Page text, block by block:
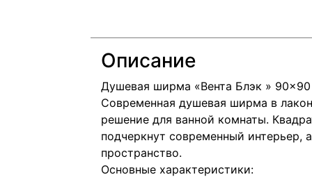
Описание
Душевая ширма «Вента Блэк »
Современная душевая ширма в
решение для ванной комнаты.
подчеркнут современный интерьер,
пространство.
Основные характеристики: